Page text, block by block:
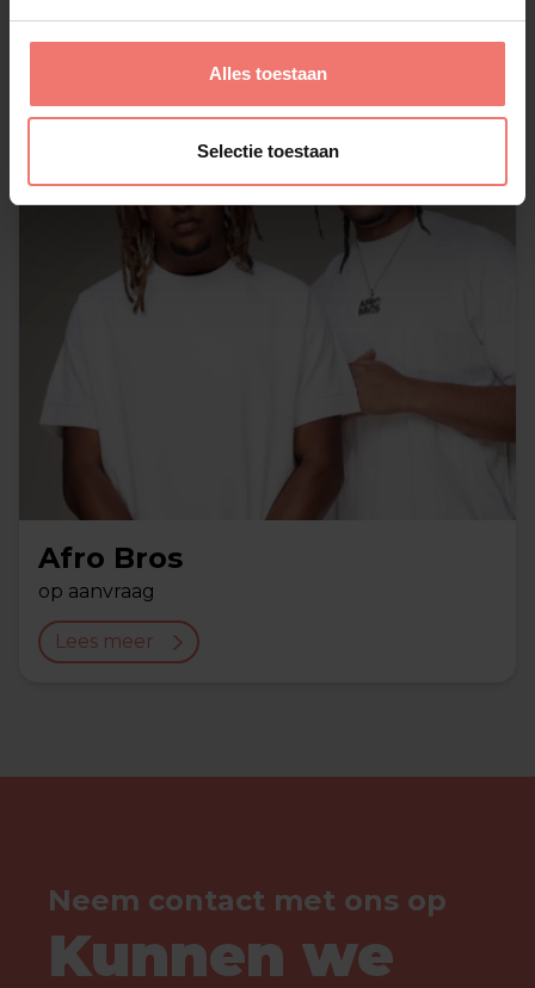
Alles toestaan
Selectie toestaan
Afro Bros
op aanvraag
Lees meer
Neem contact met ons op
Kunnen we